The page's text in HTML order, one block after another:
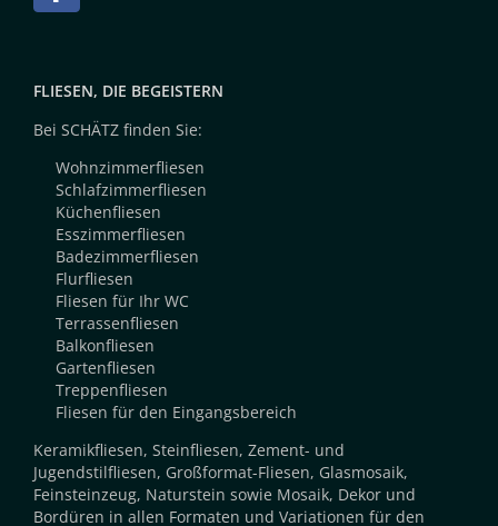
FLIESEN, DIE BEGEISTERN
Bei SCHÄTZ finden Sie:
Wohnzimmerfliesen
Schlafzimmerfliesen
Küchenfliesen
Esszimmerfliesen
Badezimmerfliesen
Flurfliesen
Fliesen für Ihr WC
Terrassenfliesen
Balkonfliesen
Gartenfliesen
Treppenfliesen
Fliesen für den Eingangsbereich
Keramikfliesen, Steinfliesen, Zement- und
Jugendstilfliesen, Großformat-Fliesen, Glasmosaik,
Feinsteinzeug, Naturstein sowie Mosaik, Dekor und
Bordüren in allen Formaten und Variationen für den